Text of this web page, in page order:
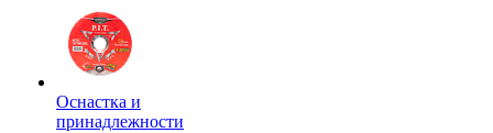
Оснастка и
принадлежности